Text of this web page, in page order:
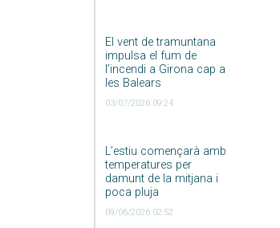
El vent de tramuntana
impulsa el fum de
l’incendi a Girona cap a
les Balears
03/07/2026 09:24
L’estiu començarà amb
temperatures per
damunt de la mitjana i
poca pluja
09/06/2026 02:52